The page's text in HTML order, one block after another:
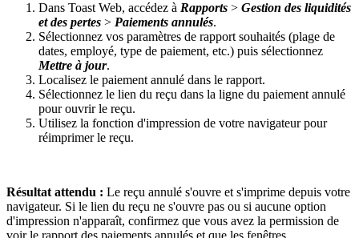
Dans Toast Web, accédez à Rapports > Gestion des liquidités
et des pertes > Paiements annulés.
Sélectionnez vos paramètres de rapport souhaités (plage de
dates, employé, type de paiement, etc.) puis sélectionnez
Mettre à jour.
Localisez le paiement annulé dans le rapport.
Sélectionnez le lien du reçu dans la ligne du paiement annulé
pour ouvrir le reçu.
Utilisez la fonction d'impression de votre navigateur pour
réimprimer le reçu.
Résultat attendu : Le reçu annulé s'ouvre et s'imprime depuis votre
navigateur. Si le lien du reçu ne s'ouvre pas ou si aucune option
d'impression n'apparaît, confirmez que vous avez la permission de